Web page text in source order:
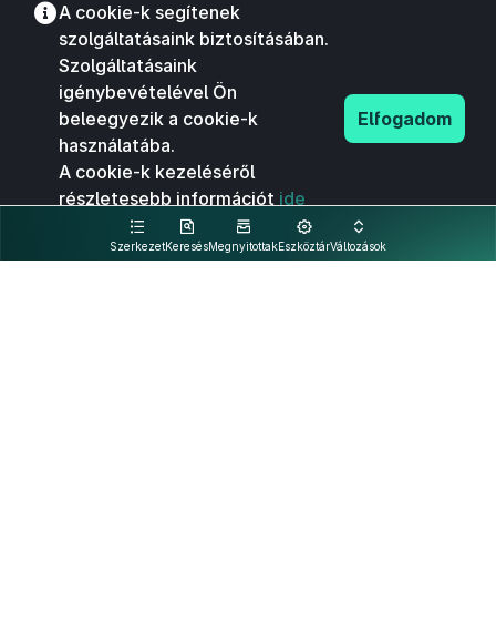
SzerkezetKeresésMegnyitottakEszköztárVáltozások
A cookie-k segítenek
szolgáltatásaink biztosításában.
Szolgáltatásaink
igénybevételével Ön
beleegyezik a cookie-k
használatába.
A cookie-k kezeléséről
részletesebb információt ide
kattintva olvashat.
Elfogadom